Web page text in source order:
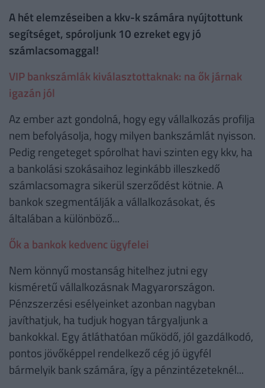
A hét elemzéseiben a kkv-k számára nyújtottunk
segítséget, spóroljunk 10 ezreket egy jó
számlacsomaggal!
VIP bankszámlák kiválasztottaknak: na ők járnak
igazán jól
Az ember azt gondolná, hogy egy vállalkozás profilja
nem befolyásolja, hogy milyen bankszámlát nyisson.
Pedig rengeteget spórolhat havi szinten egy kkv, ha
a bankolási szokásaihoz leginkább illeszkedő
számlacsomagra sikerül szerződést kötnie. A
bankok szegmentálják a vállalkozásokat, és
általában a különböző...
Ők a bankok kedvenc ügyfelei
Nem könnyű mostanság hitelhez jutni egy
kisméretű vállalkozásnak Magyarországon.
Pénzszerzési esélyeinket azonban nagyban
javíthatjuk, ha tudjuk hogyan tárgyaljunk a
bankokkal. Egy átláthatóan működő, jól gazdálkodó,
pontos jövőképpel rendelkező cég jó ügyfél
bármelyik bank számára, így a pénzintézeteknél...